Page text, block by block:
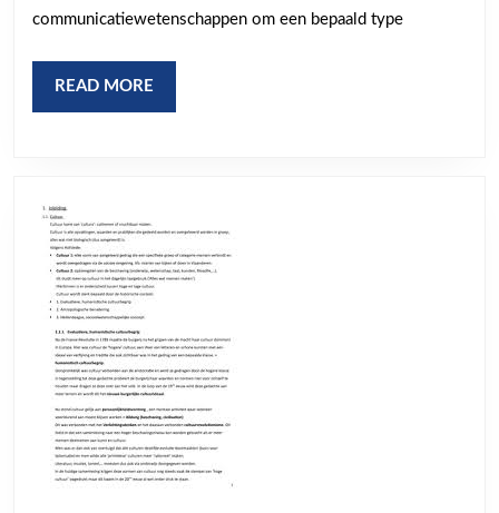
communicatiewetenschappen om een bepaald type
READ MORE
MORE